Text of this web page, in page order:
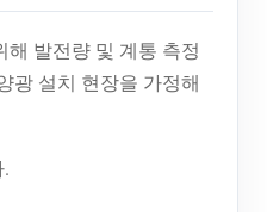
발전량 및 계통 측정
광 설치 현장을 가정해